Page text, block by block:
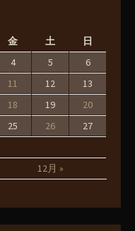
金 土 日
12月 »
4 5
6
11 12
13
18 19
20
25 26
27